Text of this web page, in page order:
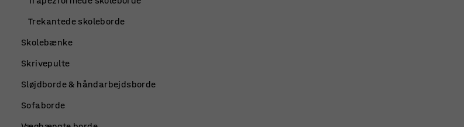
Trekantede skoleborde
Skolebænke
Skrivepulte
Sløjdborde & håndarbejdsborde
Sofaborde